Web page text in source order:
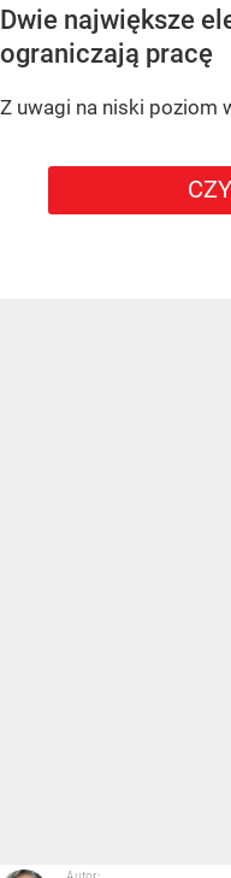
Dwie największe
ograniczają pracę
Z uwagi na niski poziom